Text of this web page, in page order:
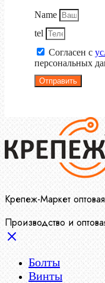
Name
tel
Согласен с
персональных
Отправить
Крепеж-Маркет
Производство и
Болты
Винты